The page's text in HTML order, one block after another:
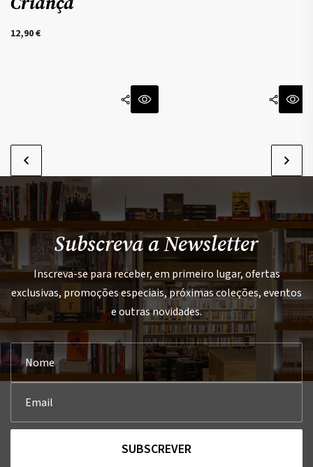
12,90€
Subscreva a Newsletter
Inscreva-se para receber, em primeiro lugar, ofertas
exclusivas, promoções especiais, próximas coleções, eventos
e outras novidades.
SUBSCREVER